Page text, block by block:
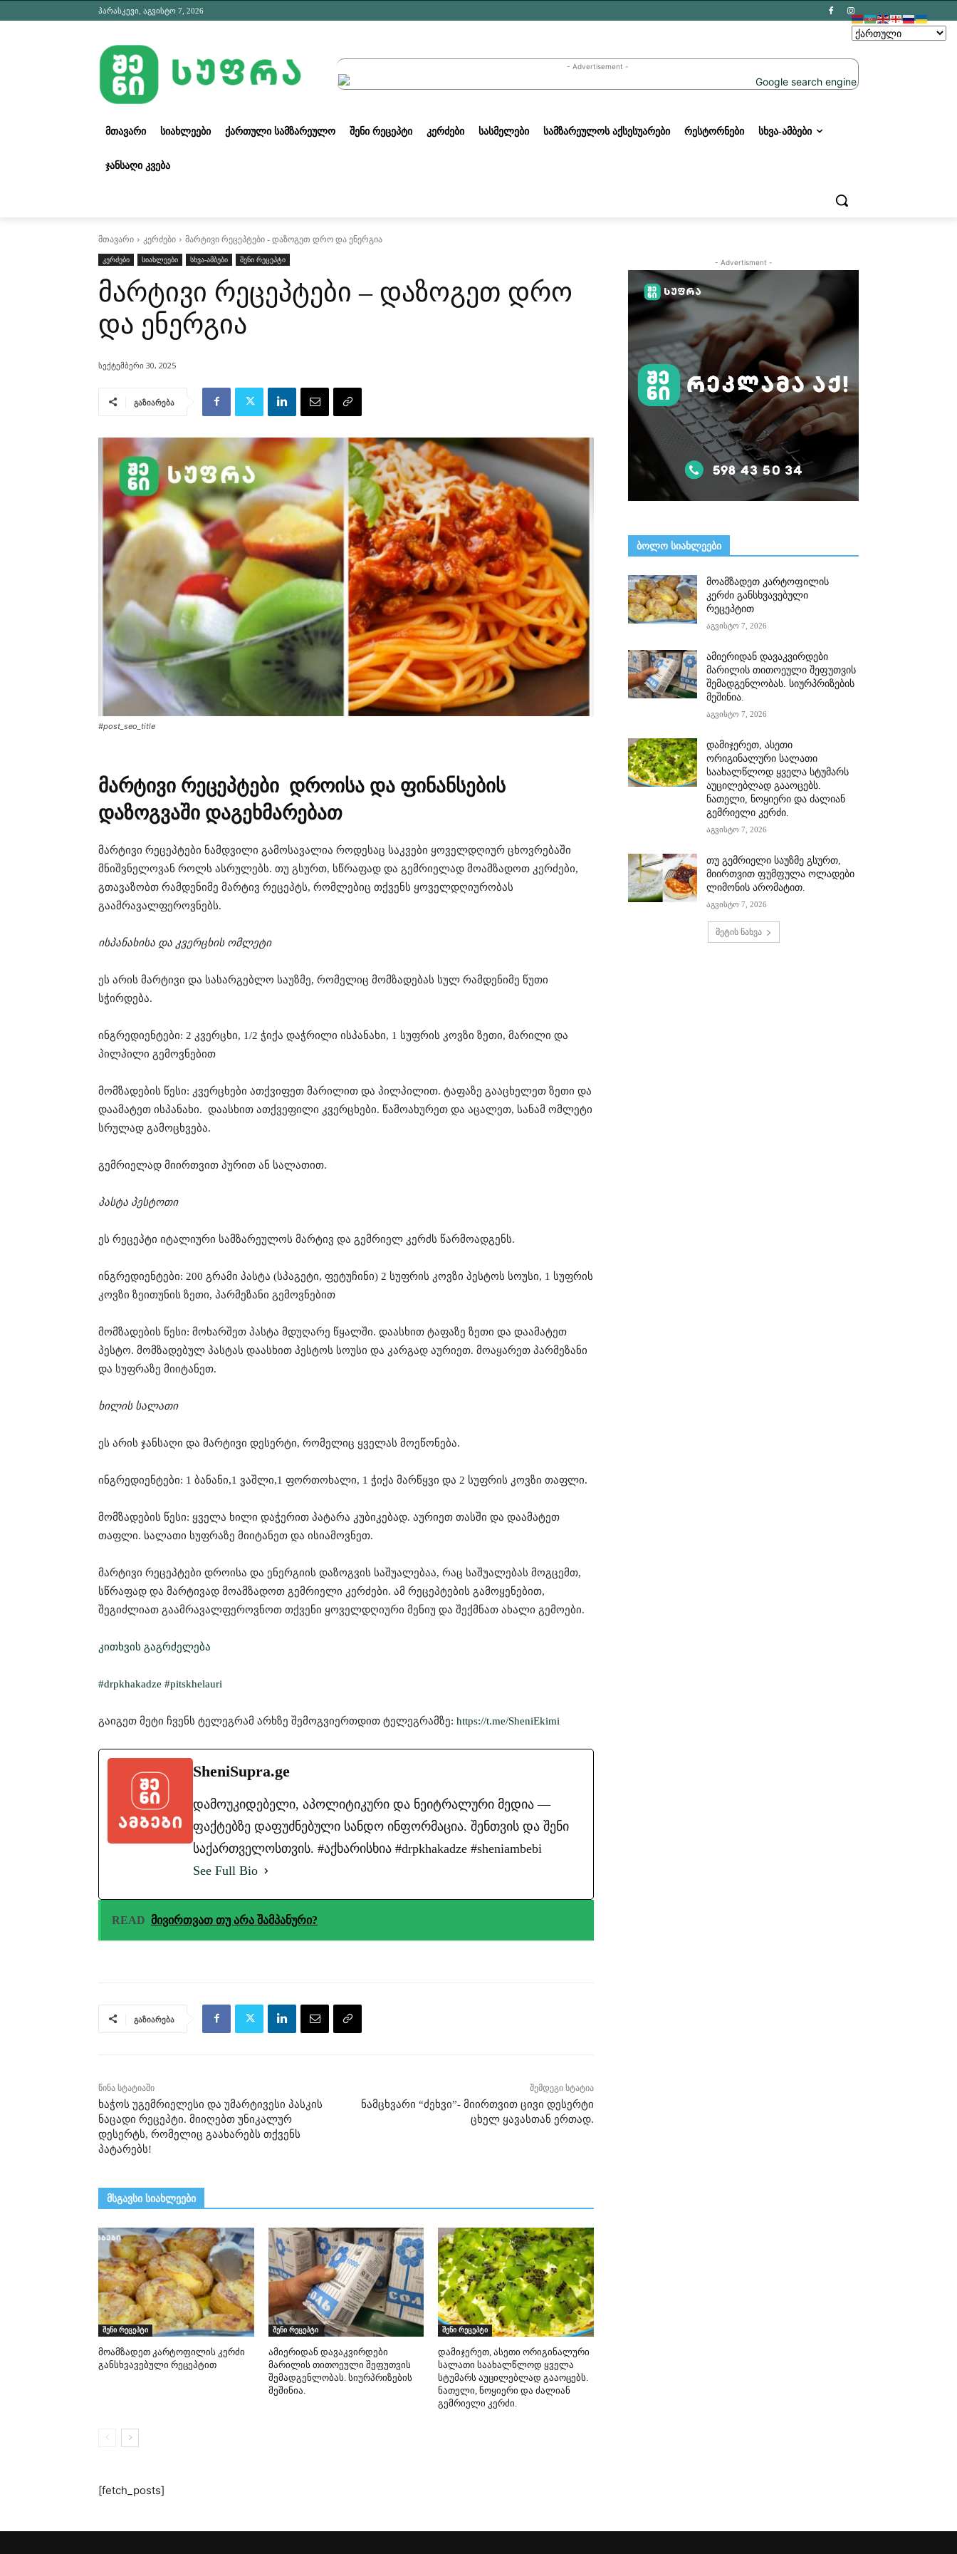
პარასკევი, აგვისტო 7, 2026
- Advertisement -
ᲛᲗᲐᲕᲐᲠᲘ ᲡᲘᲐᲮᲚᲔᲔᲑᲘ ᲥᲐᲠᲗᲣᲚᲘ ᲡᲐᲛᲖᲐᲠᲔᲣᲚᲝ ᲨᲔᲜᲘ ᲠᲔᲪᲔᲞᲢᲘ ᲙᲔᲠᲫᲔᲑᲘ ᲡᲐᲡᲛᲔᲚᲔᲑᲘ ᲡᲐᲛᲖᲐᲠᲔᲣᲚᲝᲡ ᲐᲥᲡᲔᲡᲣᲐᲠᲔᲑᲘ ᲠᲔᲡᲢᲝᲠᲜᲔᲑᲘ ᲡᲮᲕᲐ-ᲐᲛᲑᲔᲑᲘ
ᲯᲐᲜᲡᲐᲦᲘ ᲙᲕᲔᲑᲐ
მთავარი კერძები
მარტივი რეცეპტები - დაზოგეთ დრო და ენერგია
კერძები
სიახლეები სხვა-ამბები შენი რეცეპტი
მარტივი რეცეპტები – დაზოგეთ დრო
და ენერგია
სექტემბერი 30, 2025
გაზიარება
#post_seo_title
მარტივი რეცეპტები დროისა და ფინანსების
დაზოგვაში დაგეხმარებათ
მარტივი რეცეპტები ნამდვილი გამოსავალია როდესაც საკვები ყოველდღიურ ცხოვრებაში
მნიშვნელოვან როლს ასრულებს. თუ გსურთ, სწრაფად და გემრიელად მოამზადოთ კერძები,
გთავაზობთ რამდენიმე მარტივ რეცეპტს, რომლებიც თქვენს ყოველდღიურობას
გაამრავალფეროვნებს.
ისპანახისა და კვერცხის ომლეტი
ეს არის მარტივი და სასარგებლო საუზმე, რომელიც მომზადებას სულ რამდენიმე წუთი
სჭირდება.
ინგრედიენტები: 2 კვერცხი, 1/2 ჭიქა დაჭრილი ისპანახი, 1 სუფრის კოვზი ზეთი, მარილი და
პილპილი გემოვნებით
მომზადების წესი: კვერცხები ათქვიფეთ მარილით და პილპილით. ტაფაზე გააცხელეთ ზეთი და
დაამატეთ ისპანახი. დაასხით ათქვეფილი კვერცხები. წამოახურეთ და აცალეთ, სანამ ომლეტი
სრულად გამოცხვება.
გემრიელად მიირთვით პურით ან სალათით.
პასტა პესტოთი
ეს რეცეპტი იტალიური სამზარეულოს მარტივ და გემრიელ კერძს წარმოადგენს.
ინგრედიენტები: 200 გრამი პასტა (სპაგეტი, ფეტუჩინი) 2 სუფრის კოვზი პესტოს სოუსი, 1 სუფრის
კოვზი ზეითუნის ზეთი, პარმეზანი გემოვნებით
მომზადების წესი: მოხარშეთ პასტა მდუღარე წყალში. დაასხით ტაფაზე ზეთი და დაამატეთ
პესტო. მომზადებულ პასტას დაასხით პესტოს სოუსი და კარგად აურიეთ. მოაყარეთ პარმეზანი
და სუფრაზე მიიტანეთ.
ხილის სალათი
ეს არის ჯანსაღი და მარტივი დესერტი, რომელიც ყველას მოეწონება.
ინგრედიენტები: 1 ბანანი,1 ვაშლი,1 ფორთოხალი, 1 ჭიქა მარწყვი და 2 სუფრის კოვზი თაფლი.
მომზადების წესი: ყველა ხილი დაჭერით პატარა კუბიკებად. აურიეთ თასში და დაამატეთ
თაფლი. სალათი სუფრაზე მიიტანეთ და ისიამოვნეთ.
მარტივი რეცეპტები დროისა და ენერგიის დაზოგვის საშუალებაა, რაც საშუალებას მოგცემთ,
სწრაფად და მარტივად მოამზადოთ გემრიელი კერძები. ამ რეცეპტების გამოყენებით,
შეგიძლიათ გაამრავალფეროვნოთ თქვენი ყოველდღიური მენიუ და შექმნათ ახალი გემოები.
კითხვის გაგრძელება
#drpkhakadze #pitskhelauri
გაიგეთ მეტი ჩვენს ტელეგრამ არხზე შემოგვიერთდით ტელეგრამზე: https://t.me/SheniEkimi
SheniSupra.ge
დამოუკიდებელი, აპოლიტიკური და ნეიტრალური მედია —
ფაქტებზე დაფუძნებული სანდო ინფორმაცია. შენთვის და შენი
საქართველოსთვის. #აქხარისხია #drpkhakadze #sheniambebi
See Full Bio
READ მივირთვათ თუ არა შამპანური?
გაზიარება
წინა სტატიაში
ხაჭოს უგემრიელესი და უმარტივესი პასკის
ნაცადი რეცეპტი. მიიღებთ უნიკალურ
დესერტს, რომელიც გაახარებს თქვენს
პატარებს!
შემდეგი სტატია
ნამცხვარი “ძეხვი”- მიირთვით ცივი დესერტი
ცხელ ყავასთან ერთად.
მსგავსი სიახლეები
შენი რეცეპტი
მოამზადეთ კარტოფილის კერძი
განსხვავებული რეცეპტით
შენი რეცეპტი
ამიერიდან დავაკვირდები
მარილის თითოეული შეფუთვის
შემადგენლობას. სიურპრიზების
მეშინია.
შენი რეცეპტი
დამიჯერეთ, ასეთი ორიგინალური
სალათი საახალწლოდ ყველა
სტუმარს აუცილებლად გააოცებს.
ნათელი, ნოყიერი და ძალიან
გემრიელი კერძი.
[fetch_posts]
- Advertisment -
ᲑᲝᲚᲝ ᲡᲘᲐᲮᲚᲔᲔᲑᲘ
მოამზადეთ კარტოფილის
კერძი განსხვავებული
რეცეპტით
აგვისტო 7, 2026
ამიერიდან დავაკვირდები
მარილის თითოეული შეფუთვის
შემადგენლობას. სიურპრიზების
მეშინია.
აგვისტო 7, 2026
დამიჯერეთ, ასეთი
ორიგინალური სალათი
საახალწლოდ ყველა სტუმარს
აუცილებლად გააოცებს.
ნათელი, ნოყიერი და ძალიან
გემრიელი კერძი.
აგვისტო 7, 2026
თუ გემრიელი საუზმე გსურთ,
მიირთვით ფუმფულა ოლადები
ლიმონის არომატით.
აგვისტო 7, 2026
მეტის ნახვა